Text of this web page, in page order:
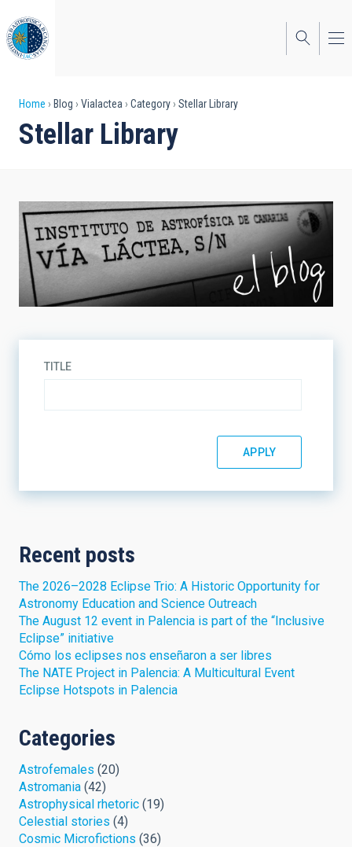
to
main
content
Breadcrumb
Home Blog Vialactea Category Stellar Library
Stellar Library
TITLE
Recent posts
The 2026–2028 Eclipse Trio: A Historic Opportunity for
Astronomy Education and Science Outreach
The August 12 event in Palencia is part of the “Inclusive
Eclipse” initiative
Cómo los eclipses nos enseñaron a ser libres
The NATE Project in Palencia: A Multicultural Event
Eclipse Hotspots in Palencia
Categories
Astrofemales (20)
Astromania (42)
Astrophysical rhetoric (19)
Celestial stories (4)
Cosmic Microfictions (36)